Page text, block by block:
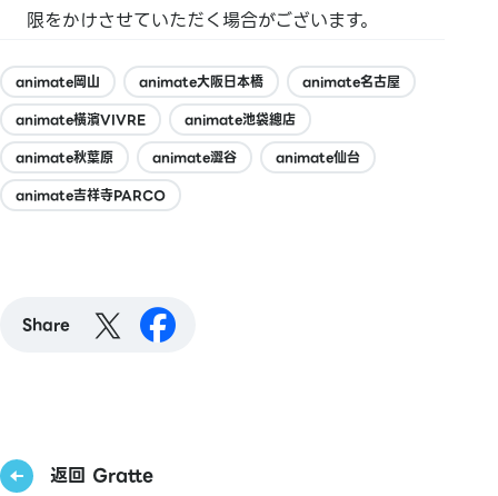
限をかけさせていただく場合がございます。
animate岡山 animate大阪日本橋
animate名古屋
animate橫濱VIVRE
animate池袋總店
animate秋葉原
animate澀谷
animate仙台
animate吉祥寺PARCO
Share
返回 Gratte